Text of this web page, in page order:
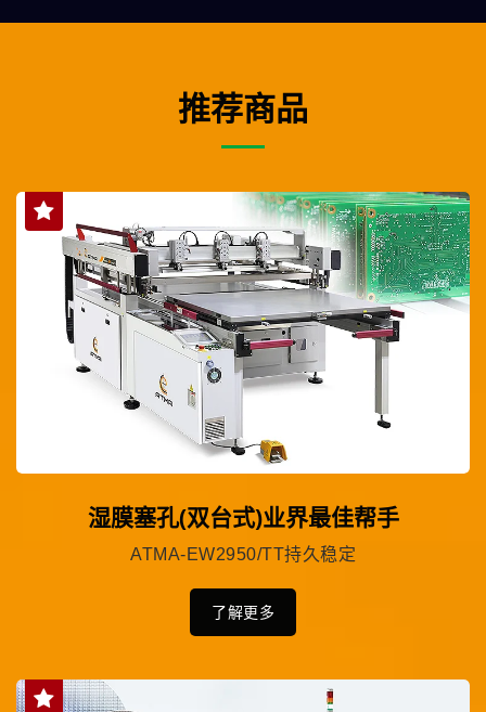
推荐商品
湿膜塞孔(双台式)业界最佳帮手
ATMA-EW2950/TT持久稳定
了解更多